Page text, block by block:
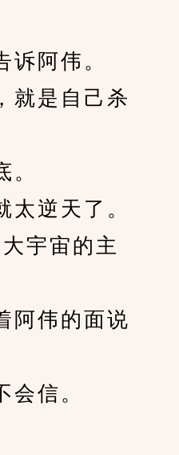
阿伟。
是自己杀
逆天了。
宇宙的主
伟的面说
信。